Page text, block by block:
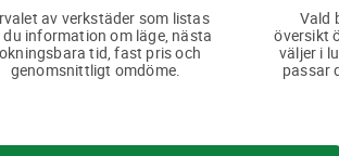
av verkstäder som listas
du information om läge, nästa
tid, fast pris och
genomsnittligt omdöme.
Vald
översikt
väljer i
passar